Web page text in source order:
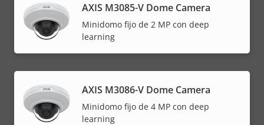
AXIS M3085-V Dome Camera
Minidomo fijo de 2 MP con deep
learning
AXIS M3086-V Dome Camera
Minidomo fijo de 4 MP con deep
learning